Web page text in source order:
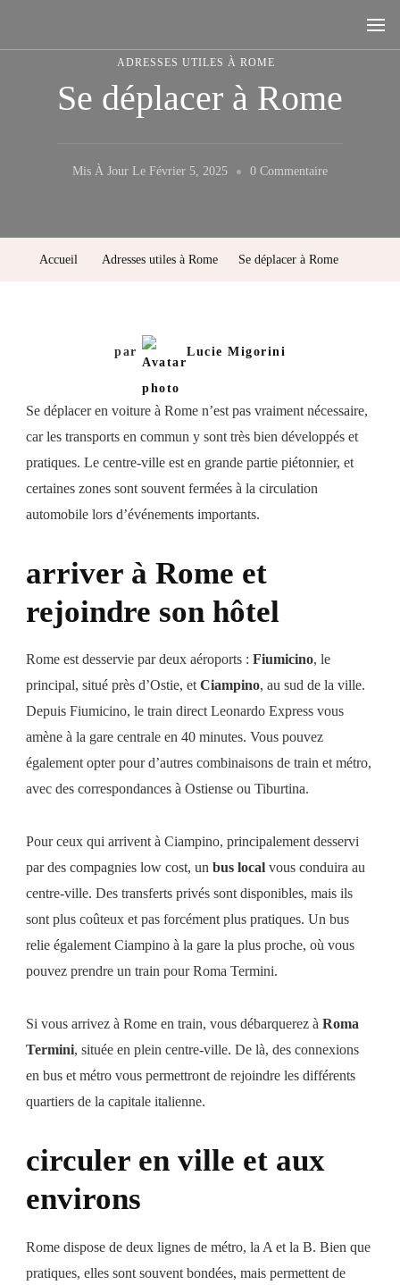
ADRESSES UTILES À ROME
Se déplacer à Rome
Mis À Jour Le Février 5, 2025 0 CommentaireSur
Accueil Adresses utiles à Rome Se déplacer à Rome
par Lucie Migorini
Se déplacer en voiture à Rome n’est pas vraiment nécessaire,
car les transports en commun y sont très bien développés et
pratiques. Le centre-ville est en grande partie piétonnier, et
certaines zones sont souvent fermées à la circulation
automobile lors d’événements importants.
arriver à Rome et
rejoindre son hôtel
Rome est desservie par deux aéroports : Fiumicino, le
principal, situé près d’Ostie, etCiampino, au sud de la ville.
Depuis Fiumicino, le train direct Leonardo Express vous
amène à la gare centrale en 40 minutes. Vous pouvez
également opter pour d’autres combinaisons de train et métro,
avec des correspondances à Ostiense ou Tiburtina.
Pour ceux qui arrivent à Ciampino, principalement desservi
par des compagnies low cost, un bus local vous conduira au
centre-ville. Des transferts privés sont disponibles, mais ils
sont plus coûteux et pas forcément plus pratiques. Un bus
relie également Ciampino à la gare la plus proche, où vous
pouvez prendre un train pour Roma Termini.
Si vous arrivez à Rome en train, vous débarquerez à Roma
Termini, située en plein centre-ville. De là, des connexions
en bus et métro vous permettront de rejoindre les différents
quartiers de la capitale italienne.
circuler en ville et aux
environs
Rome dispose de deux lignes de métro, la A et la B. Bien que
pratiques, elles sont souvent bondées, mais permettent de